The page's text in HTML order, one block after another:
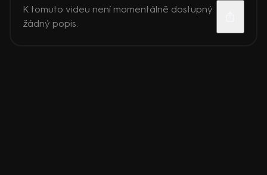
K tomuto videu není momentálně dostupný
žádný popis.